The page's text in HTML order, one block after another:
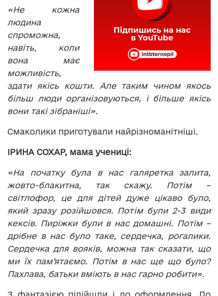
«Не кожна
людина
спроможна,
навіть, коли
вона має
можливість,
здати якісь кошти. Але таким чином якось
більш люди організовуються, і більше якісь
вони такі зібраніші».
Смаколики приготували найрізноманітніші.
ІРИНА СОХАР, мама учениці:
«На початку була в нас галяретка залита,
жовто-блакитна, так скажу. Потім –
світлофор, це для дітей дуже цікаво було,
який зразу розійшовся. Потім були 2-3 види
кексів. Пиріжки були в нас домашні. Потім –
дрібне в нас було таке, сердечка, рогалики.
Сердечка для вояків, можна так сказати, що
ми їх пам’ятаємо. Потім в нас ще що було?
Пахлава, батьки вміють в нас гарно робити».